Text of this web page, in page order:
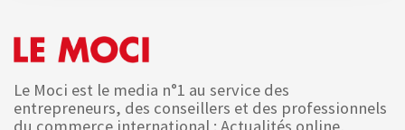
Le Moci est le media n°1 au service des
entrepreneurs, des conseillers et des professionnels
du commerce international : Actualités online,